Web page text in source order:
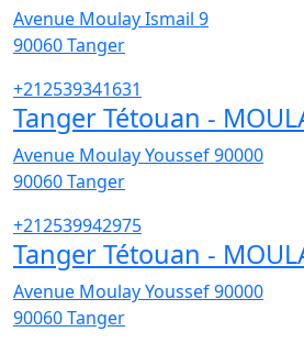
Avenue Moulay Ismail 9
90060Tanger
+212539341631
Tanger Tétouan -
Avenue Moulay Youssef 90000
90060Tanger
+212539942975
Tanger Tétouan -
Avenue Moulay Youssef 90000
90060Tanger